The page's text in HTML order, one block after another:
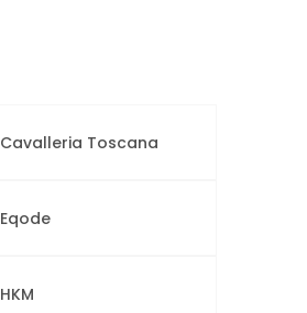
Cavalleria Toscana
Eqode
HKM